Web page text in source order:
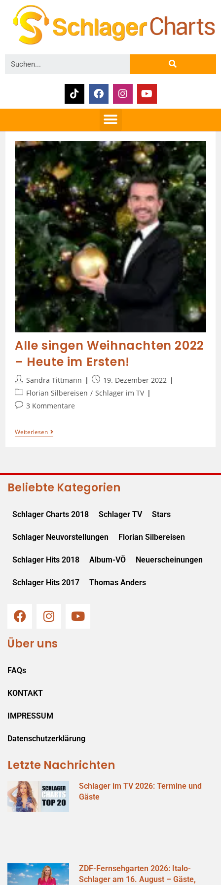
Alle singen Weihnachten 2022
– Heute im Ersten!
Sandra Tittmann
19. Dezember 2022
Florian Silbereisen / Schlager im TV
3 Kommentare
Weiterlesen
Beliebte Kategorien
Schlager Charts 2018 Schlager TV Stars
Schlager Neuvorstellungen Florian Silbereisen
Schlager Hits 2018 Album-VÖ Neuerscheinungen
Schlager Hits 2017 Thomas Anders
Über uns
FAQs
KONTAKT
IMPRESSUM
Datenschutzerklärung
Letzte Nachrichten
Schlager im TV 2026: Termine und
Gäste
ZDF-Fernsehgarten 2026: Italo-
Schlager am 16. August – Gäste,